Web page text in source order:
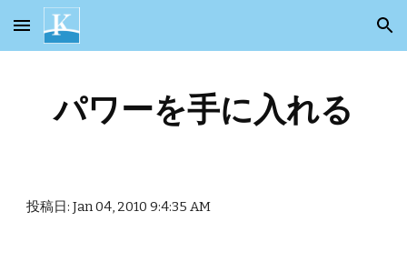
Skip to main content Skip to navigation
パワーを手に入れる
投稿日: Jan 04, 2010 9:4:35 AM